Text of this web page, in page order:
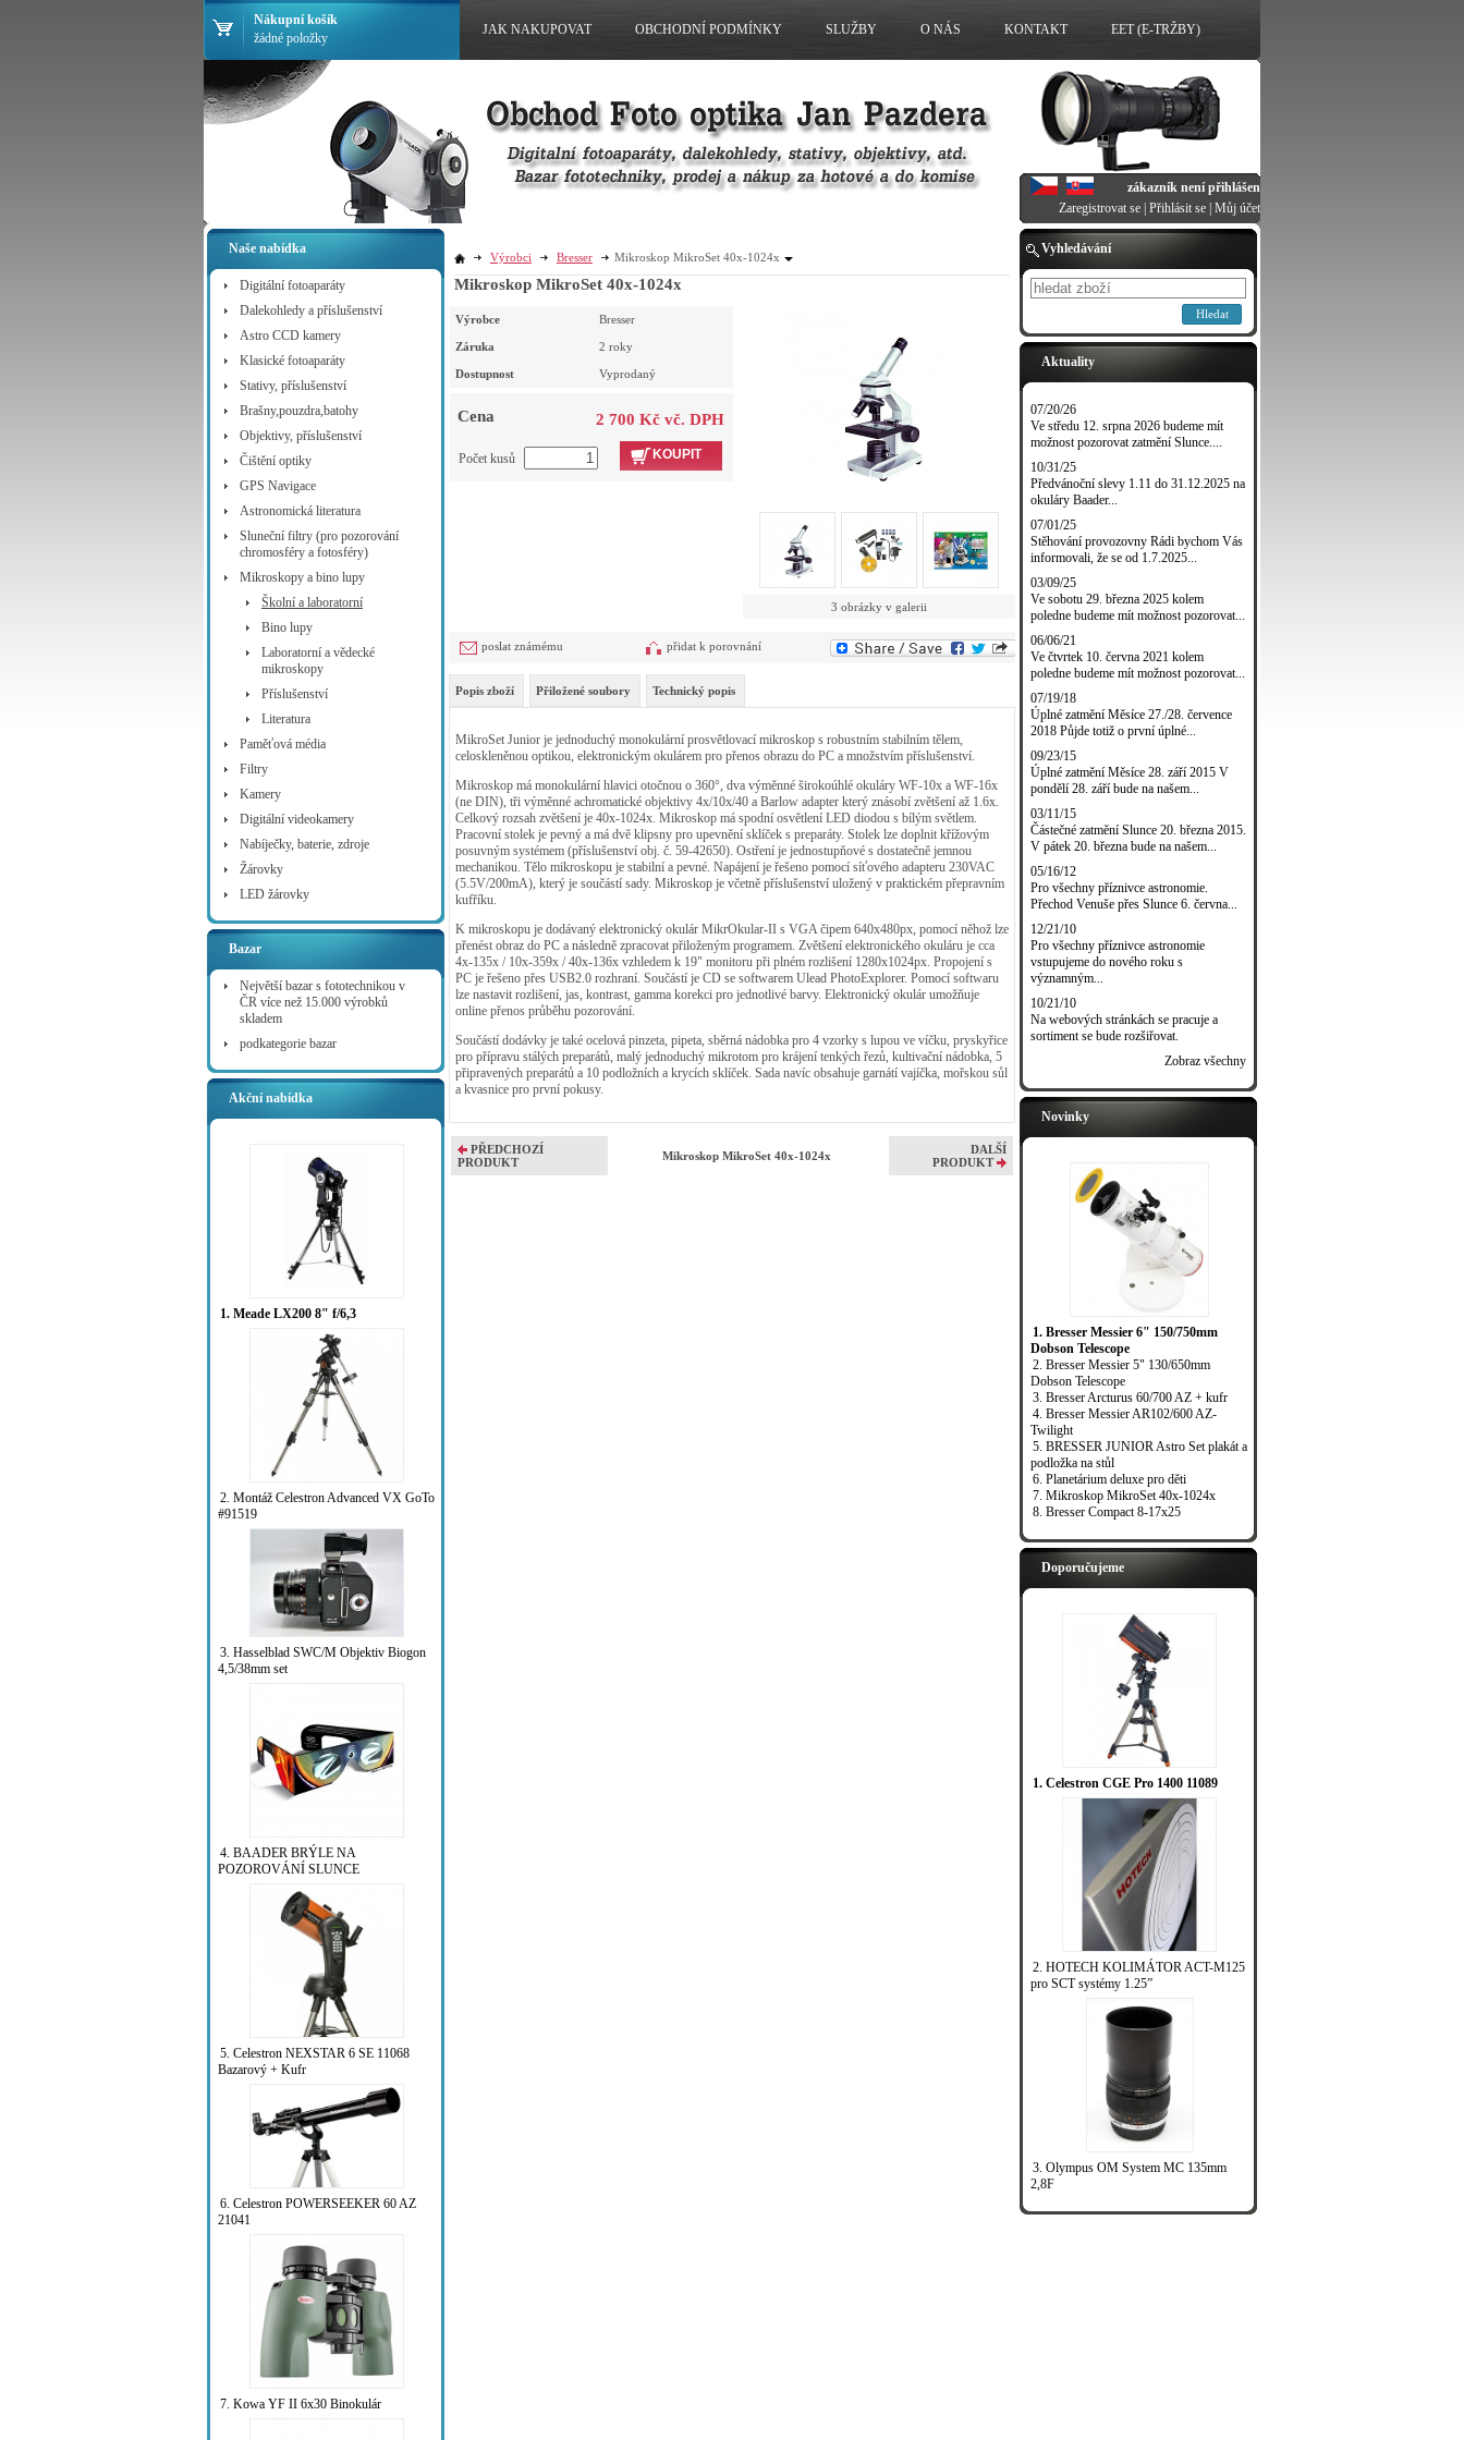
Naše nabídka
Digitální fotoaparáty
Dalekohledy a příslušenství
Astro CCD kamery
Klasické fotoaparáty
Stativy, příslušenství
Brašny,pouzdra,batohy
Objektivy, příslušenství
Čištění optiky
GPS Navigace
Astronomická literatura
Sluneční filtry (pro pozorování
chromosféry a fotosféry)
Mikroskopy a bino lupy
Školní a laboratorní
Bino lupy
Laboratorní a vědecké
mikroskopy
Příslušenství
Literatura
Paměťová média
Filtry
Kamery
Digitální videokamery
Nabíječky, baterie, zdroje
Žárovky
LED žárovky
Bazar
Největší bazar s fototechnikou v
ČR více než 15.000 výrobků
skladem
podkategorie bazar
Akční nabídka
1. Meade LX200 8" f/6,3
2. Montáž Celestron Advanced VX GoTo
#91519
3. Hasselblad SWC/M Objektiv Biogon
4,5/38mm set
4. BAADER BRÝLE NA
POZOROVÁNÍ SLUNCE
5. Celestron NEXSTAR 6 SE 11068
Bazarový + Kufr
6. Celestron POWERSEEKER 60 AZ
21041
7. Kowa YF II 6x30 Binokulár
Výrobci Bresser Mikroskop MikroSet 40x-1024x
Mikroskop MikroSet 40x-1024x
Výrobce Bresser
Záruka 2 roky
Dostupnost Vyprodaný
Cena 2 700 Kč vč. DPH
KOUPIT
Počet kusů
3 obrázky v galerii
poslat známému přidat k porovnání
Popis zboží Přiložené soubory Technický popis
MikroSet Junior je jednoduchý monokulární prosvětlovací mikroskop s robustním stabilním tělem,
celoskleněnou optikou, elektronickým okulárem pro přenos obrazu do PC a množstvím příslušenství.
Mikroskop má monokulární hlavici otočnou o 360°, dva výměnné širokoúhlé okuláry WF-10x a WF-16x
(ne DIN), tři výměnné achromatické objektivy 4x/10x/40 a Barlow adapter který znásobí zvětšení až 1.6x.
Celkový rozsah zvětšení je 40x-1024x. Mikroskop má spodní osvětlení LED diodou s bílým světlem.
Pracovní stolek je pevný a má dvě klipsny pro upevnění sklíček s preparáty. Stolek lze doplnit křížovým
posuvným systémem (příslušenství obj. č. 59-42650). Ostření je jednostupňové s dostatečně jemnou
mechanikou. Tělo mikroskopu je stabilní a pevné. Napájení je řešeno pomocí síťového adapteru 230VAC
(5.5V/200mA), který je součástí sady. Mikroskop je včetně příslušenství uložený v praktickém přepravním
kufříku.
K mikroskopu je dodávaný elektronický okulár MikrOkular-II s VGA čipem 640x480px, pomocí něhož lze
přenést obraz do PC a následně zpracovat přiloženým programem. Zvětšení elektronického okuláru je cca
4x-135x / 10x-359x / 40x-136x vzhledem k 19" monitoru při plném rozlišení 1280x1024px. Propojení s
PC je řešeno přes USB2.0 rozhraní. Součástí je CD se softwarem Ulead PhotoExplorer. Pomocí softwaru
lze nastavit rozlišení, jas, kontrast, gamma korekci pro jednotlivé barvy. Elektronický okulár umožňuje
online přenos průběhu pozorování.
Součástí dodávky je také ocelová pinzeta, pipeta, sběrná nádobka pro 4 vzorky s lupou ve víčku, pryskyřice
pro přípravu stálých preparátů, malý jednoduchý mikrotom pro krájení tenkých řezů, kultivační nádobka, 5
připravených preparátů a 10 podložních a krycích sklíček. Sada navíc obsahuje garnátí vajíčka, mořskou sůl
a kvasnice pro první pokusy.
PŘEDCHOZÍ
PRODUKT
Mikroskop MikroSet 40x-1024x
DALŠÍ
PRODUKT
Vyhledávání
Hledat
Aktuality
07/20/26
Ve středu 12. srpna 2026 budeme mít
možnost pozorovat zatmění Slunce....
10/31/25
Předvánoční slevy 1.11 do 31.12.2025 na
okuláry Baader...
07/01/25
Stěhování provozovny Rádi bychom Vás
informovali, že se od 1.7.2025...
03/09/25
Ve sobotu 29. března 2025 kolem
poledne budeme mít možnost pozorovat...
06/06/21
Ve čtvrtek 10. června 2021 kolem
poledne budeme mít možnost pozorovat...
07/19/18
Úplné zatmění Měsíce 27./28. července
2018 Půjde totiž o první úplné...
09/23/15
Úplné zatmění Měsíce 28. září 2015 V
pondělí 28. září bude na našem...
03/11/15
Částečné zatmění Slunce 20. března 2015.
V pátek 20. března bude na našem...
05/16/12
Pro všechny příznivce astronomie.
Přechod Venuše přes Slunce 6. června...
12/21/10
Pro všechny příznivce astronomie
vstupujeme do nového roku s
významným...
10/21/10
Na webových stránkách se pracuje a
sortiment se bude rozšiřovat.
Zobraz všechny
Novinky
1. Bresser Messier 6" 150/750mm
Dobson Telescope
2. Bresser Messier 5" 130/650mm
Dobson Telescope
3. Bresser Arcturus 60/700 AZ + kufr
4. Bresser Messier AR102/600 AZ-
Twilight
5. BRESSER JUNIOR Astro Set plakát a
podložka na stůl
6. Planetárium deluxe pro děti
7. Mikroskop MikroSet 40x-1024x
8. Bresser Compact 8-17x25
Doporučujeme
1. Celestron CGE Pro 1400 11089
2. HOTECH KOLIMÁTOR ACT-M125
pro SCT systémy 1.25”
3. Olympus OM System MC 135mm
2,8F
Nákupní košík
žádné položky
JAK NAKUPOVAT OBCHODNÍ PODMÍNKY SLUŽBY O NÁS KONTAKT EET (E-TRŽBY)
zákazník není přihlášen
Zaregistrovat se Přihlásit se Můj účet